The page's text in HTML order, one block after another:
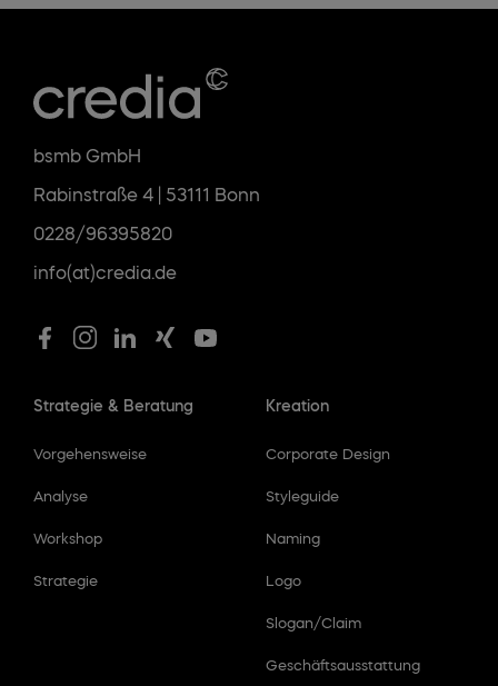
bsmb GmbH
Rabinstraße 4 | 53111 Bonn
0228/96395820
info(at)credia.de
Strategie & Beratung
Vorgehensweise
Analyse
Workshop
Strategie
Kreation
Corporate Design
Styleguide
Naming
Logo
Slogan/Claim
Geschäftsausstattung